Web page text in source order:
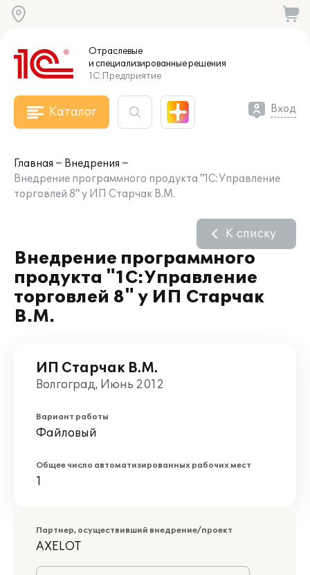
Отраслевые
и специализированныерешения
1С:Предприятие
Каталог Вход
Главная
Внедрения
Внедрение программного продукта "1С:Управление
торговлей 8" у ИП Старчак В.М.
Внедрение программного
продукта "1С:Управление
торговлей 8" у ИП Старчак
В.М.
К списку
ИП Старчак В.М.
Волгоград, Июнь 2012
Вариант работы
Файловый
Общее число автоматизированных рабочих мест
1
Партнер, осуществивший внедрение/проект
AXELOT